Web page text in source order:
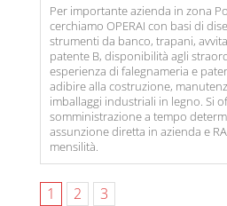
Per importante azienda in zona
cerchiamo OPERAI con basi di
strumenti da banco, trapani,
patente B, disponibilità agli
esperienza di falegnameria e
adibire alla costruzione,
imballaggi industriali in legno. Si
somministrazione a tempo
assunzione diretta in azienda e
mensilità.
1 2 3